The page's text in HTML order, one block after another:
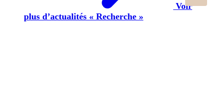
Voir
plus d’actualités « Recherche »